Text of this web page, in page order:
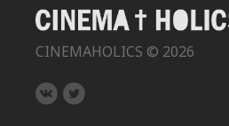
CINEMAHOLICS © 2026